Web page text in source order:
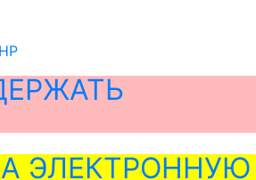
ЭЛЕКТРОННУЮ